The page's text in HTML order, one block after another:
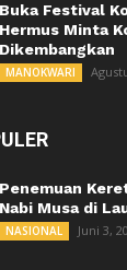
Buka Festival
Hermus Minta
Dikembangkan
MANOKWARI
Penemuan
Nabi Musa di
NASIONAL Juni 3,